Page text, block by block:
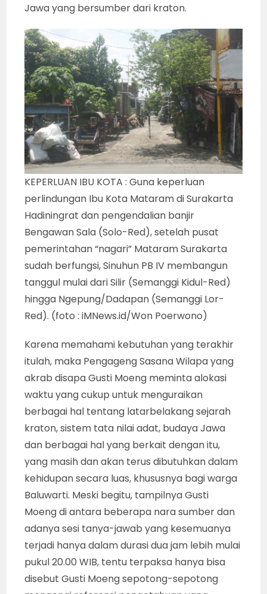
Jawa yang bersumber dari kraton.
KEPERLUAN IBU KOTA : Guna keperluan
perlindungan Ibu Kota Mataram di Surakarta
Hadiningrat dan pengendalian banjir
Bengawan Sala (Solo-Red), setelah pusat
pemerintahan “nagari” Mataram Surakarta
sudah berfungsi, Sinuhun PB IV membangun
tanggul mulai dari Silir (Semanggi Kidul-Red)
hingga Ngepung/Dadapan (Semanggi Lor-
Red). (foto : iMNews.id/Won Poerwono)
Karena memahami kebutuhan yang terakhir
itulah, maka Pengageng Sasana Wilapa yang
akrab disapa Gusti Moeng meminta alokasi
waktu yang cukup untuk menguraikan
berbagai hal tentang latarbelakang sejarah
kraton, sistem tata nilai adat, budaya Jawa
dan berbagai hal yang berkait dengan itu,
yang masih dan akan terus dibutuhkan dalam
kehidupan secara luas, khususnya bagi warga
Baluwarti. Meski begitu, tampilnya Gusti
Moeng di antara beberapa nara sumber dan
adanya sesi tanya-jawab yang kesemuanya
terjadi hanya dalam durasi dua jam lebih mulai
pukul 20.00 WIB, tentu terpaksa hanya bisa
disebut Gusti Moeng sepotong-sepotong